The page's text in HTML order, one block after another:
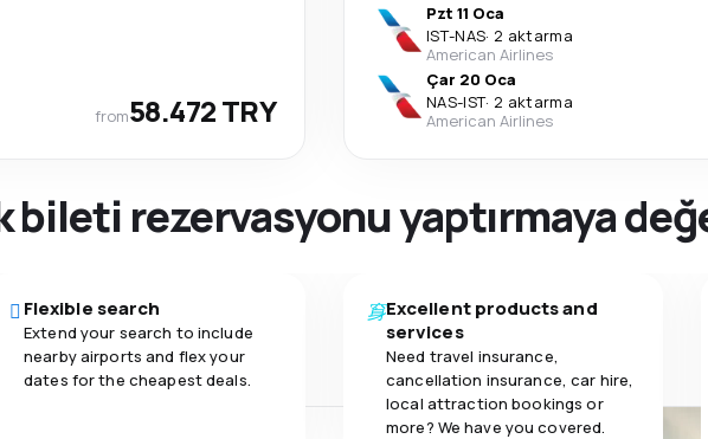
from58.472 TRY
Pzt 11 Oca
IST-NAS· 2 aktarma
American Airlines
Çar 20 Oca
NAS-IST· 2 aktarma
American Airlines
bileti rezervasyonu yaptırmaya
Flexible search
Extend your search to include
nearby airports and flex your
dates for the cheapest deals.
Excellent products and
services
Need travel insurance,
cancellation insurance, car hire,
local attraction bookings or
more? We have you covered.